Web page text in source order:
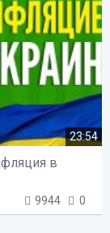
23:54
в
9944 0